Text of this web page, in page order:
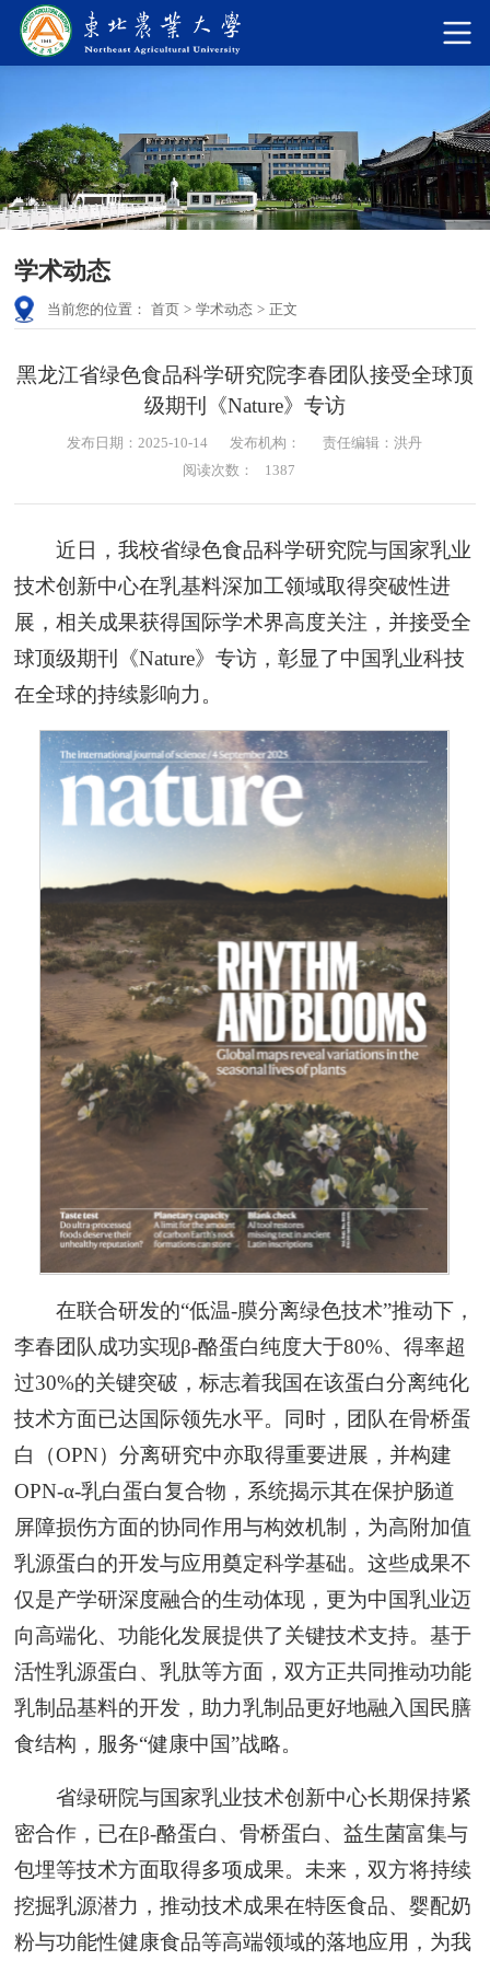
学术动态
当前您的位置： 首页 > 学术动态 > 正文
黑龙江省绿色食品科学研究院李春团队接受全球顶
级期刊《Nature》专访
发布日期：2025-10-14 发布机构：
责任编辑：洪丹
阅读次数：
1387
近日，我校省绿色食品科学研究院与国家乳业
技术创新中心在乳基料深加工领域取得突破性进
展，相关成果获得国际学术界高度关注，并接受全
球顶级期刊《Nature》专访，彰显了中国乳业科技
在全球的持续影响力。
在联合研发的“低温-膜分离绿色技术”推动下，
李春团队成功实现β-酪蛋白纯度大于80%、得率超
过30%的关键突破，标志着我国在该蛋白分离纯化
技术方面已达国际领先水平。同时，团队在骨桥蛋
白（OPN）分离研究中亦取得重要进展，并构建
OPN-α-乳白蛋白复合物，系统揭示其在保护肠道
屏障损伤方面的协同作用与构效机制，为高附加值
乳源蛋白的开发与应用奠定科学基础。这些成果不
仅是产学研深度融合的生动体现，更为中国乳业迈
向高端化、功能化发展提供了关键技术支持。基于
活性乳源蛋白、乳肽等方面，双方正共同推动功能
乳制品基料的开发，助力乳制品更好地融入国民膳
食结构，服务“健康中国”战略。
省绿研院与国家乳业技术创新中心长期保持紧
密合作，已在β-酪蛋白、骨桥蛋白、益生菌富集与
包埋等技术方面取得多项成果。未来，双方将持续
挖掘乳源潜力，推动技术成果在特医食品、婴配奶
粉与功能性健康食品等高端领域的落地应用，为我